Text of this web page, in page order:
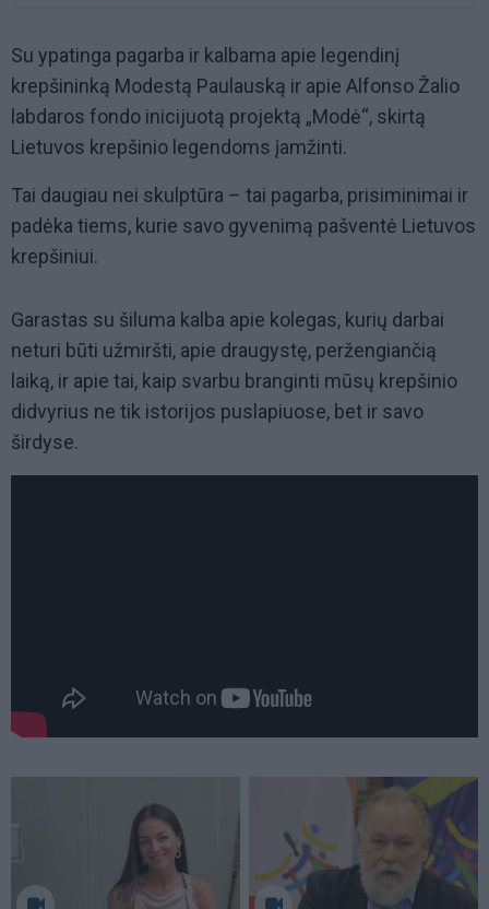
Su ypatinga pagarba ir kalbama apie legendinį
krepšininką Modestą Paulauską ir apie Alfonso Žalio
labdaros fondo inicijuotą projektą „Modė“, skirtą
Lietuvos krepšinio legendoms įamžinti.
Tai daugiau nei skulptūra – tai pagarba, prisiminimai ir
padėka tiems, kurie savo gyvenimą pašventė Lietuvos
krepšiniui.
Garastas su šiluma kalba apie kolegas, kurių darbai
neturi būti užmiršti, apie draugystę, peržengiančią
laiką, ir apie tai, kaip svarbu branginti mūsų krepšinio
didvyrius ne tik istorijos puslapiuose, bet ir savo
širdyse.